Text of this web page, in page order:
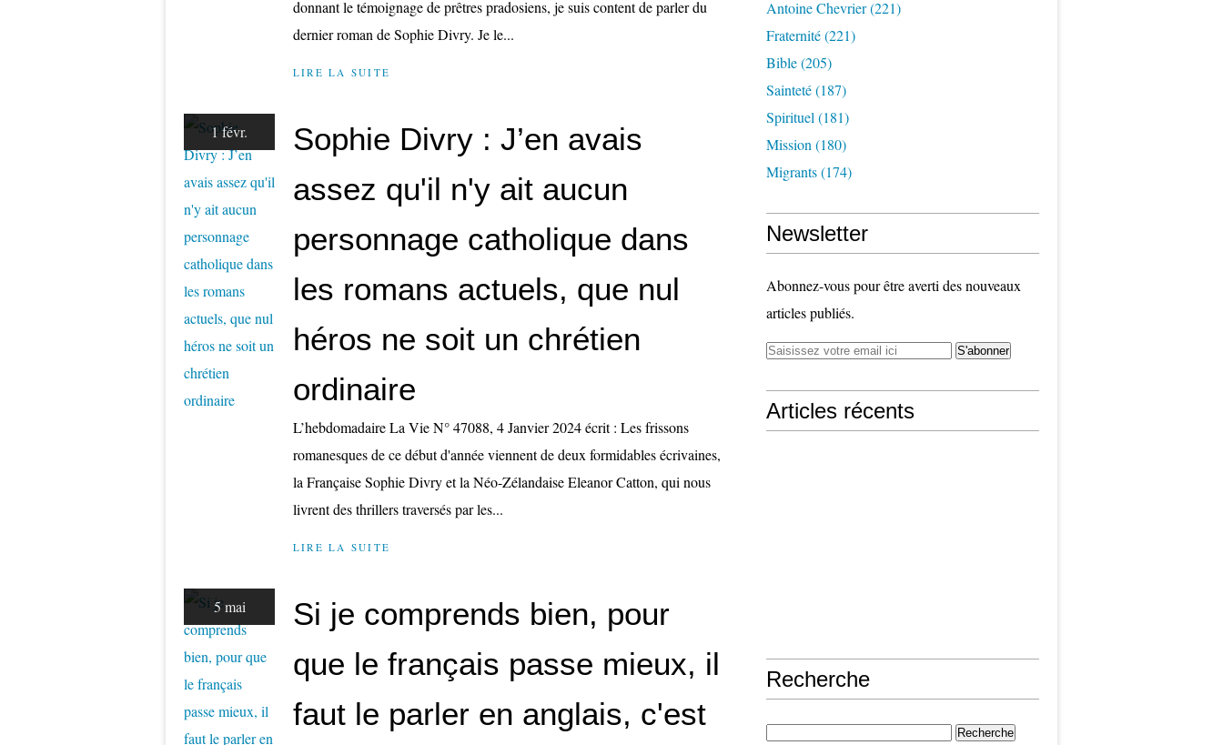
donnant le témoignage de prêtres pradosiens, je suis content de parler du
dernier roman de Sophie Divry. Je le...
LIRE LA SUITE
1 févr.
Sophie Divry : J’en avais
assez qu'il n'y ait aucun
personnage catholique dans
les romans actuels, que nul
héros ne soit un chrétien
ordinaire
L’hebdomadaire La Vie N° 47088, 4 Janvier 2024 écrit : Les frissons
romanesques de ce début d'année viennent de deux formidables écrivaines,
la Française Sophie Divry et la Néo-Zélandaise Eleanor Catton, qui nous
livrent des thrillers traversés par les...
LIRE LA SUITE
5 mai
Si je comprends bien, pour
que le français passe mieux, il
faut le parler en anglais, c'est
Antoine Chevrier(221)
Fraternité(221)
Bible(205)
Sainteté(187)
Spirituel (181)
Mission (180)
Migrants(174)
Newsletter
Abonnez-vous pour être averti des nouveaux
articles publiés.
Articles récents
Recherche